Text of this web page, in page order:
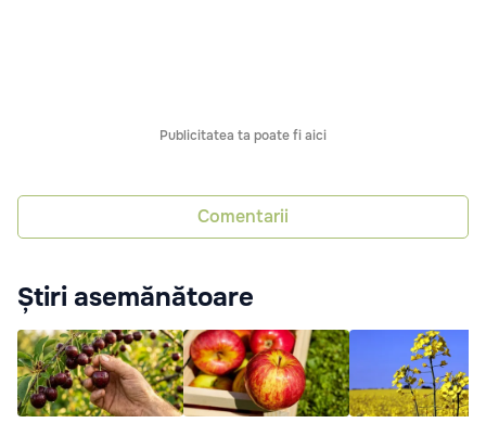
Publicitatea ta poate fi aici
Comentarii
Știri asemănătoare